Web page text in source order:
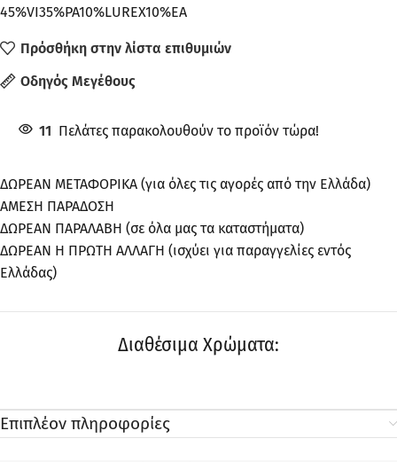
45%VI35%PA10%LUREX10%EA
Πρόσθήκη στην λίστα επιθυμιών
Οδηγός Μεγέθους
11 Πελάτες παρακολουθούν το προϊόν τώρα!
ΔΩΡΕΑΝ ΜΕΤΑΦΟΡΙΚΑ (για όλες τις αγορές από την Ελλάδα)
ΑΜΕΣΗ ΠΑΡΑΔΟΣΗ
ΔΩΡΕΑΝ ΠΑΡΑΛΑΒΗ (σε όλα μας τα καταστήματα)
ΔΩΡΕΑΝ Η ΠΡΩΤΗ ΑΛΛΑΓΗ (ισχύει για παραγγελίες εντός
Ελλάδας)
Διαθέσιμα Χρώματα:
Επιπλέον πληροφορίες